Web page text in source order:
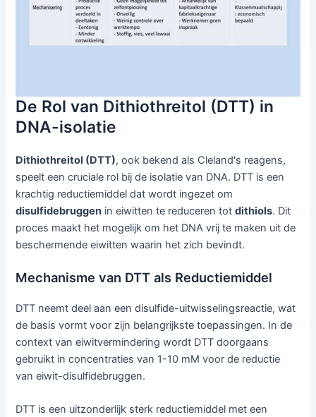
De Rol van Dithiothreitol (DTT) in
DNA-isolatie
Dithiothreitol (DTT), ook bekend als Cleland's reagens,
speelt een cruciale rol bij de isolatie van DNA. DTT is een
krachtig reductiemiddel dat wordt ingezet om
disulfidebruggen in eiwitten te reduceren totdithiols. Dit
proces maakt het mogelijk om het DNA vrij te maken uit de
beschermende eiwitten waarin het zich bevindt.
Mechanisme van DTT als Reductiemiddel
DTT neemt deel aan een disulfide-uitwisselingsreactie, wat
de basis vormt voor zijn belangrijkste toepassingen. In de
context van eiwitvermindering wordt DTT doorgaans
gebruikt in concentraties van 1-10 mM voor de reductie
van eiwit-disulfidebruggen.
DTT is een uitzonderlijk sterk reductiemiddel met een